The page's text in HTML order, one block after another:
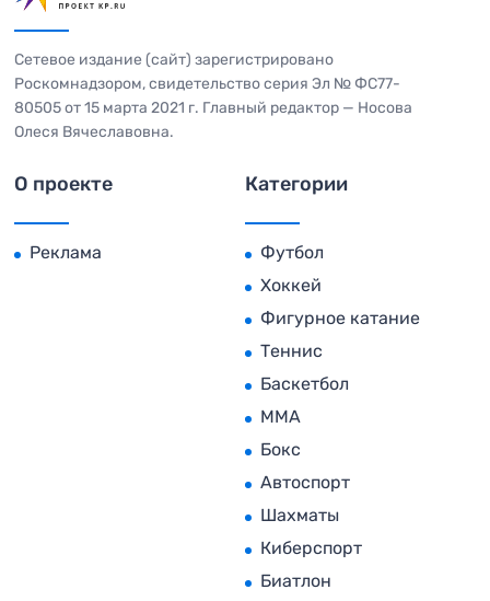
Сетевое издание (сайт) зарегистрировано
Роскомнадзором, свидетельство серия Эл № ФС77-
80505 от 15 марта 2021 г. Главный редактор — Носова
Олеся Вячеславовна.
О проекте
Реклама
Категории
Футбол
Хоккей
Фигурное катание
Теннис
Баскетбол
MMA
Бокс
Автоспорт
Шахматы
Киберспорт
Биатлон